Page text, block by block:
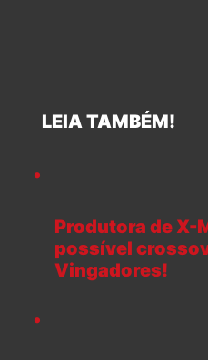
LEIA TAMBÉM!
Produtora de X-
possível
Vingadores!